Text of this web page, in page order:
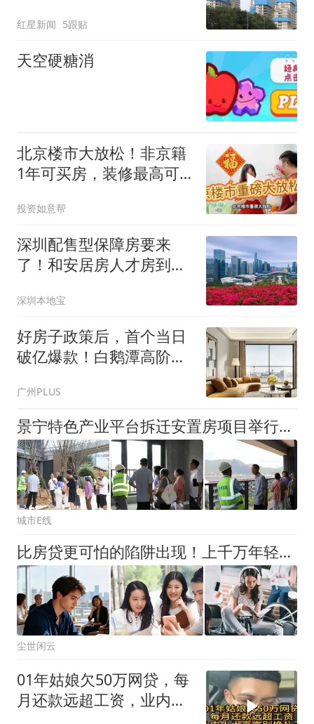
增加两成
红星新闻 5跟贴
天空硬糖消
北京楼市大放松！非京籍
1年可买房，装修最高可
投资如意帮
深圳配售型保障房要来
了！和安居房人才房到底
深圳本地宝
好房子政策后，首个当日
破亿爆款！白鹅潭高阶生
广州PLUS
景宁特色产业平台拆迁安置房项目举行业主开放日活动
城市E线
比房贷更可怕的陷阱出现！上千万年轻人成收割目标，五年掏空未来
尘世闲云
01年姑娘欠50万网贷，每
月还款远超工资，业内人